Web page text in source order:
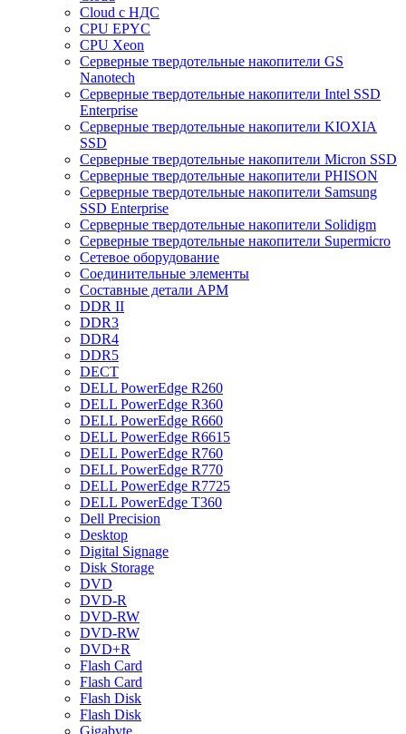
Cloud с НДС
CPU EPYC
CPU Xeon
Cерверные твердотельные накопители GS
Nanotech
Cерверные твердотельные накопители Intel SSD
Enterprise
Cерверные твердотельные накопители KIOXIA
SSD
Cерверные твердотельные накопители Micron SSD
Cерверные твердотельные накопители PHISON
Cерверные твердотельные накопители Samsung
SSD Enterprise
Cерверные твердотельные накопители Solidigm
Cерверные твердотельные накопители Supermicro
Cетевое оборудование
Cоединительные элементы
Cоставные детали АРМ
DDR II
DDR3
DDR4
DDR5
DECT
DELL PowerEdge R260
DELL PowerEdge R360
DELL PowerEdge R660
DELL PowerEdge R6615
DELL PowerEdge R760
DELL PowerEdge R770
DELL PowerEdge R7725
DELL PowerEdge T360
Dell Precision
Desktop
Digital Signage
Disk Storage
DVD
DVD-R
DVD-RW
DVD-RW
DVD+R
Flash Card
Flash Card
Flash Disk
Flash Disk
Gigabyte